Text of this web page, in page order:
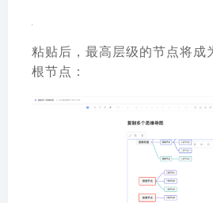
粘贴后，最高层级的节点将成
根节点：